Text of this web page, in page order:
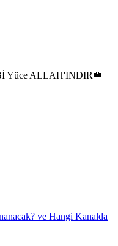
Yüce ALLAH'INDIR👑
ve Hangi Kanalda